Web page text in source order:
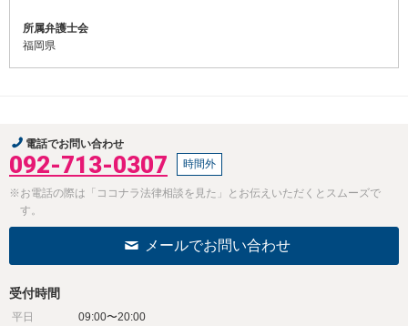
所属弁護士会
福岡県
電話でお問い合わせ
092-713-0307 時間外
※お電話の際は「ココナラ法律相談を見た」とお伝えいただくとスムーズで
す。
メールでお問い合わせ
受付時間
平日
09:00〜20:00